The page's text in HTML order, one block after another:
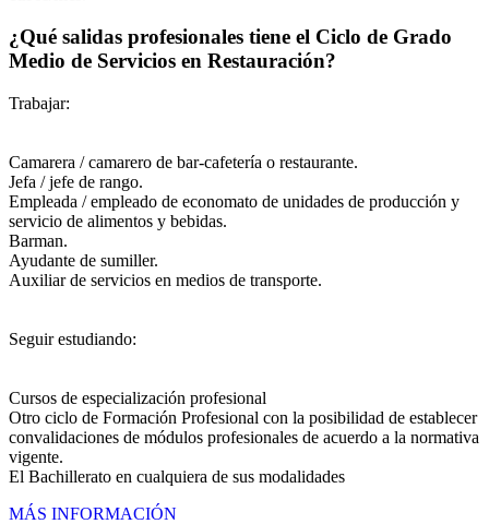
¿Qué salidas profesionales tiene el Ciclo de Grado
Medio de Servicios en Restauración?
Trabajar:
Camarera / camarero de bar-cafetería o restaurante.
Jefa / jefe de rango.
Empleada / empleado de economato de unidades de producción y
servicio de alimentos y bebidas.
Barman.
Ayudante de sumiller.
Auxiliar de servicios en medios de transporte.
Seguir estudiando:
Cursos de especialización profesional
Otro ciclo de Formación Profesional con la posibilidad de establecer
convalidaciones de módulos profesionales de acuerdo a la normativa
vigente.
El Bachillerato en cualquiera de sus modalidades
MÁS INFORMACIÓN